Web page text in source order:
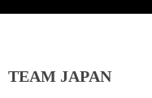
TEAM JAPAN